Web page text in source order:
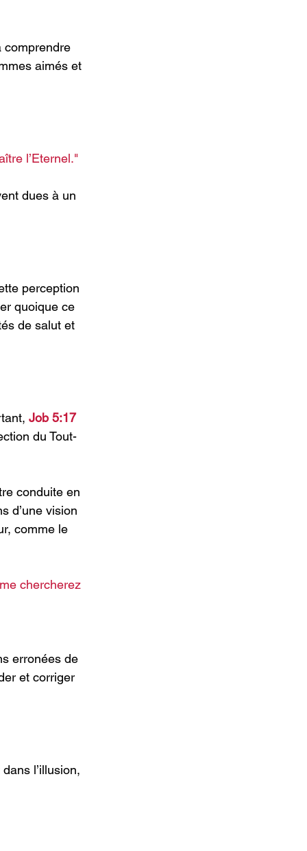
comprendre
aimés et
l’Eternel."
dues à un
perception
quoique ce
de salut et
Job 5:17
du Tout-
conduite en
d’une vision
comme le
chercherez
erronées de
et corriger
l’illusion,